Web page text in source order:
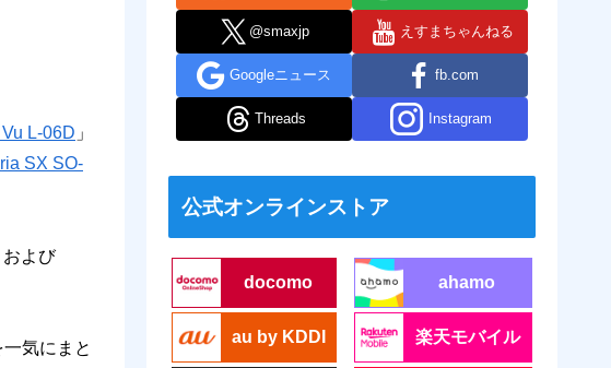
L-06D 」
SX SO-
および
気にまと
@smaxjp えすまちゃんねる
Googleニュース fb.com
Threads Instagram
公式オンラインストア
docomo ahamo
au by KDDI 楽天モバイル